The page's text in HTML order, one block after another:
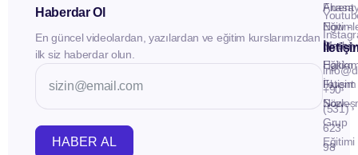
Haberdar Ol
En güncel videolardan, yazılardan ve eğitim kurslarımızdan
ilk siz haberdar olun.
HABER AL
İletişim
Fluent
Now -
Birebir
Eğitim
Fluent
Now -
Grup
Eğitimi
+90
(531)
623
98